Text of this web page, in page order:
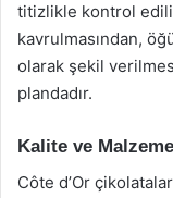
titizlikle kontrol
kavrulmasından,
olarak şekil
plandadır.
Kalite ve
Côte d’Or